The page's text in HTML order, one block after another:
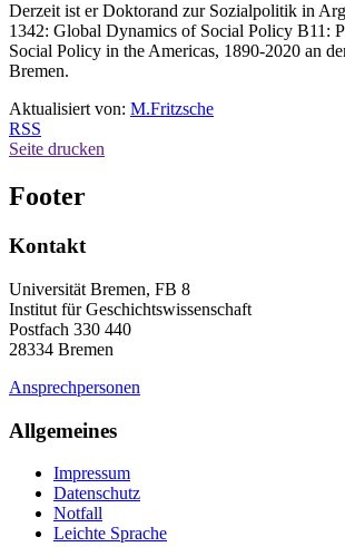
Derzeit ist er Doktorand zur Sozialpolitik in
1342: Global Dynamics of Social Policy B11:
Social Policy in the Americas, 1890-2020 an
Bremen.
Aktualisiert von: M.Fritzsche
RSS
Seite drucken
Footer
Kontakt
Universität Bremen, FB 8
Institut für Geschichtswissenschaft
Postfach 330 440
28334 Bremen
Ansprechpersonen
Allgemeines
Impressum
Datenschutz
Notfall
Leichte Sprache